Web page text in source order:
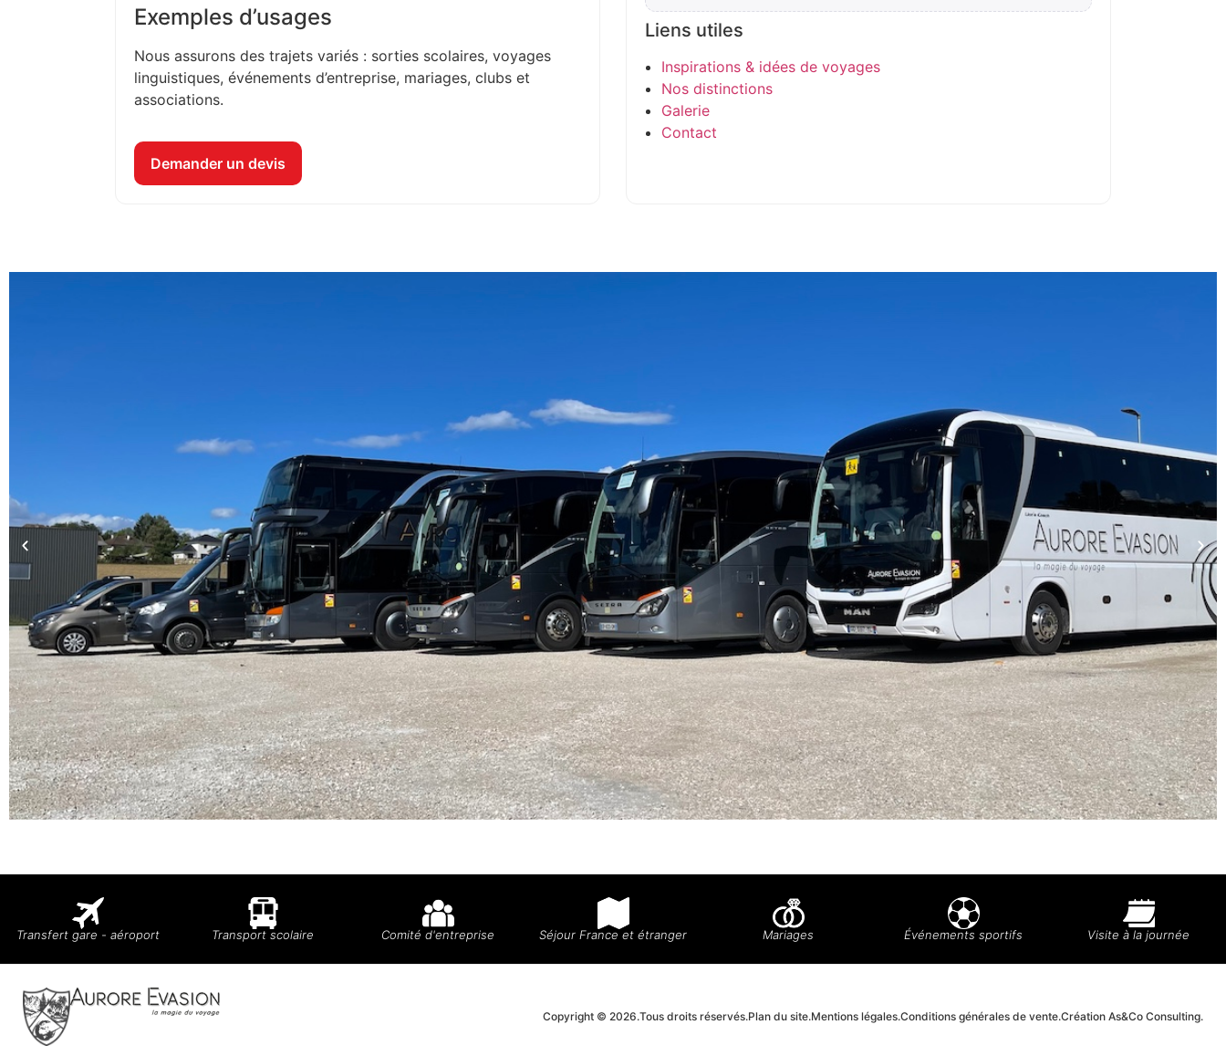
Exemples d’usages
Nous assurons des trajets variés : sorties scolaires, voyages
linguistiques, événements d’entreprise, mariages, clubs et
associations.
Demander un devis
Liens utiles
Inspirations & idées de voyages
Nos distinctions
Galerie
Contact
Transfert gare - aéroport Transport scolaire Comité d'entreprise Séjour France et étranger Mariages Événements sportifs Visite à la journée
Copyright © 2026.Tous droits réservés.Plan du site.Mentions légales.Conditions générales de vente.Création As&Co Consulting.